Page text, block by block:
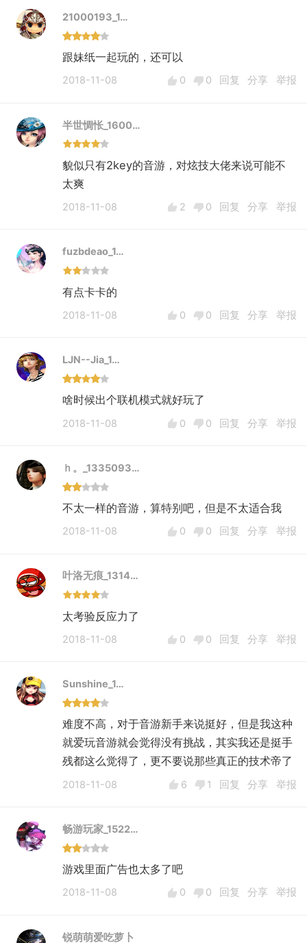
21000193_1…
跟妹纸一起玩的，还可以
2018-11-08 0 0 回复 分享 举报
半世惆怅_1600…
貌似只有2key的音游，对炫技大佬来说可能不
太爽
2018-11-08 2 0 回复 分享 举报
fuzbdeao_1…
有点卡卡的
2018-11-08 0 0 回复 分享 举报
LJN--Jia_1…
啥时候出个联机模式就好玩了
2018-11-08 0 0 回复 分享 举报
ｈ。_1335093…
不太一样的音游，算特别吧，但是不太适合我
2018-11-08 0 0 回复 分享 举报
叶洛无痕_1314…
太考验反应力了
2018-11-08 0 0 回复 分享 举报
Sunshine_1…
难度不高，对于音游新手来说挺好，但是我这种
就爱玩音游就会觉得没有挑战，其实我还是挺手
残都这么觉得了，更不要说那些真正的技术帝了
2018-11-08 6 1 回复 分享 举报
畅游玩家_1522…
游戏里面广告也太多了吧
2018-11-08 0 0 回复 分享 举报
锐萌萌爱吃萝卜